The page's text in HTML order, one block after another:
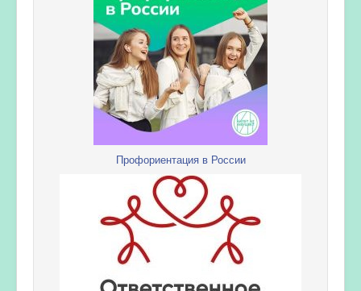
Профориентация в России